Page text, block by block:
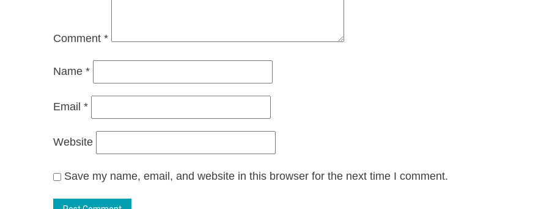
Comment *
Name *
Email *
Website
Save my name, email, and website in this browser for the next time I comment.